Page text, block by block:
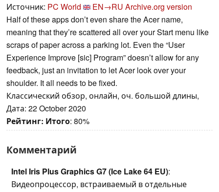
Источник: PC World EN→RU Archive.org version
Half of these apps don’t even share the Acer name,
meaning that they’re scattered all over your Start menu like
scraps of paper across a parking lot. Even the “User
Experience Improve [sic] Program” doesn’t allow for any
feedback, just an invitation to let Acer look over your
shoulder. It all needs to be fixed.
Классический обзор, онлайн, оч. большой длины,
Дата: 22 October 2020
Рейтинг: Итого: 80%
Комментарий
Intel Iris Plus Graphics G7 (Ice Lake 64 EU):
Видеопроцессор, встраиваемый в отдельные